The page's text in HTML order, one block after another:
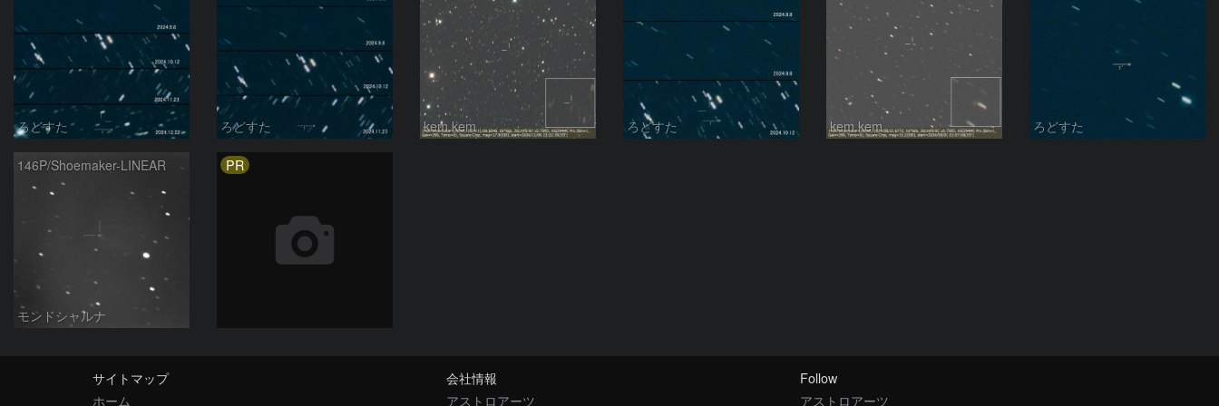
ろどすた ろどすた kem.kem ろどすた kem.kem ろどすた
146P/Shoemaker-LINEAR
モンドシャルナ
PR
サイトマップ
ホーム
会社情報
アストロアーツ
Follow
アストロアーツ